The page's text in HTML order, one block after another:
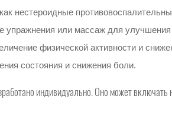
нестероидные
упражнения или массаж для
физической активности и
состояния и снижения боли.
индивидуально. Оно может